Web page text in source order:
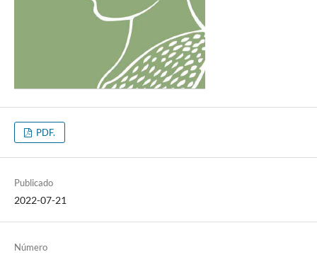
PDF.
Publicado
2022-07-21
Número